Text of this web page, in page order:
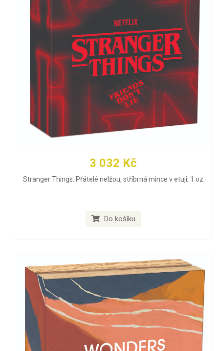
3 032 Kč
Stranger Things: Přátelé nelžou, stříbrná mince v etuji, 1 oz
Do košíku